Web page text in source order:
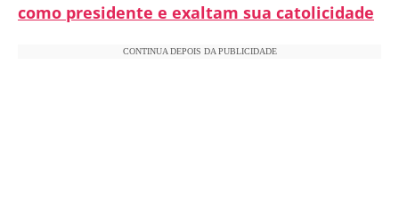
como presidente e exaltam sua catolicidade
CONTINUA DEPOIS DA PUBLICIDADE